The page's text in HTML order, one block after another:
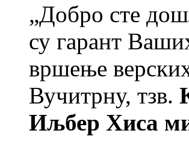
„Добро сте
су гарант
вршење
Вучитрну, тзв.
Иљбер Хиса